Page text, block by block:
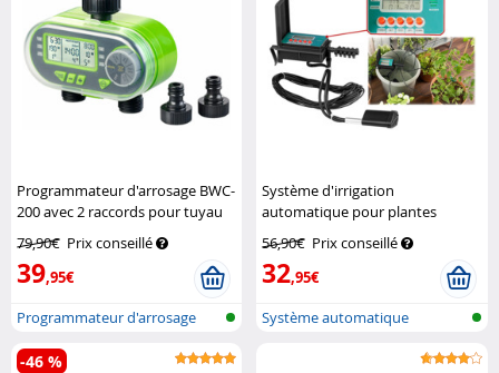
Programmateur d'arrosage BWC-
200 avec 2 raccords pour tuyau
79,90€ Prix conseillé
39,95€
Programmateur d'arrosage
avec conne...
Système d'irrigation
automatique pour plantes
Royal Gardineer
56,90€ Prix conseillé
32,95€
Système automatique
-46 %